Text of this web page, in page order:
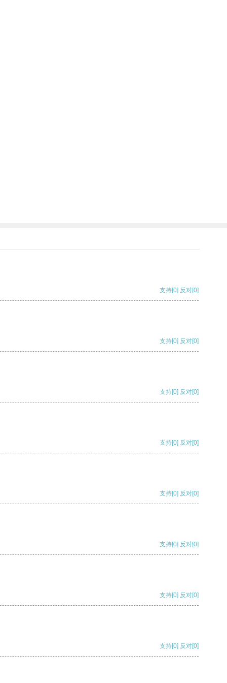
支持[0] 反对[0]
支持[0] 反对[0]
支持[0] 反对[0]
支持[0] 反对[0]
支持[0] 反对[0]
支持[0] 反对[0]
支持[0] 反对[0]
支持[0] 反对[0]